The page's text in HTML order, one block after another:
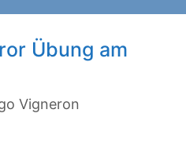
Übung am
Vigneron